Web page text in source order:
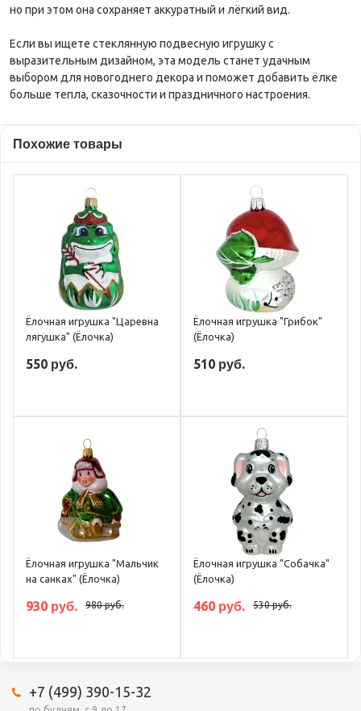
но при этом она сохраняет аккуратный и лёгкий вид.
Если вы ищете стеклянную подвесную игрушку с
выразительным дизайном, эта модель станет удачным
выбором для новогоднего декора и поможет добавить ёлке
больше тепла, сказочности и праздничного настроения.
Похожие товары
Ёлочная игрушка "Царевна
лягушка" (Ёлочка)
550 руб.
Ёлочная игрушка "Грибок"
(Ёлочка)
510 руб.
Ёлочная игрушка "Мальчик
на санках" (Ёлочка)
930 руб. 980 руб.
Ёлочная игрушка "Собачка"
(Ёлочка)
460 руб. 530 руб.
+7 (499) 390-15-32